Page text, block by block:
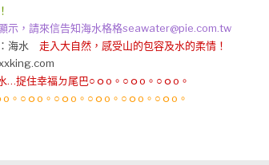
示，請來信告知海水格格seawater@pie.com.tw
海水 走入大自然，感受山的包容及水的柔情！
…捉住幸福ㄉ尾巴○ｏo。○ｏo。○ｏo。
。○ｏo。○ｏo。○ｏo。○ｏo。○ｏo。